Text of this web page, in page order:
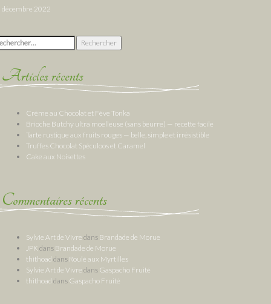
décembre 2022
:
Articles récents
Crème au Chocolat et Fève Tonka
Brioche Butchy ultra moelleuse (sans beurre) — recette facile
Tarte rustique aux fruits rouges — belle, simple et irrésistible
Truffes Chocolat Spéculoos et Caramel
Cake aux Noisettes
Commentaires récents
Sylvie Art de Vivre dans Brandade de Morue
JPK dans Brandade de Morue
thithoad dans Roulé aux Myrtilles
Sylvie Art de Vivre dans Gaspacho Fruité
thithoad dans Gaspacho Fruité